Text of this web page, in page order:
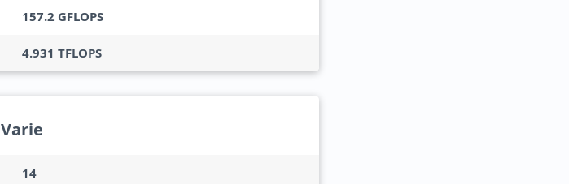
157.2 GFLOPS
4.931 TFLOPS
Varie
14